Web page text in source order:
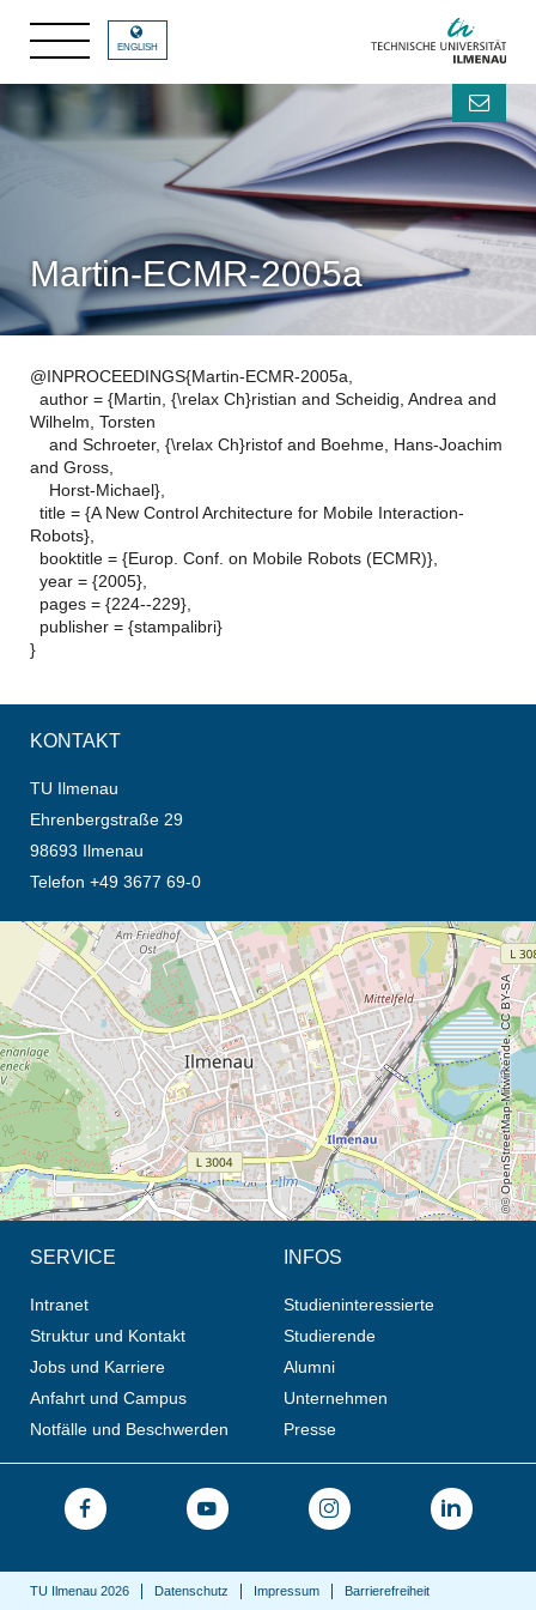
ENGLISH
Martin-ECMR-2005a
@INPROCEEDINGS{Martin-ECMR-2005a,
author = {Martin, {\relax Ch}ristian and Scheidig, Andrea and
Wilhelm, Torsten
and Schroeter, {\relax Ch}ristof and Boehme, Hans-Joachim
and Gross,
Horst-Michael},
title = {A New Control Architecture for Mobile Interaction-
Robots},
booktitle = {Europ. Conf. on Mobile Robots (ECMR)},
year = {2005},
pages = {224--229},
publisher = {stampalibri}
}
KONTAKT
TU Ilmenau
Ehrenbergstraße 29
98693 Ilmenau
Telefon +49 3677 69-0
Öffnet die Anfahrtsbeschreibung in neuem Tab (Karte)
© OpenStreetMap-Mitwirkende, CC BY-SA
SERVICE
Intranet
Struktur und Kontakt
Jobs und Karriere
Anfahrt und Campus
Notfälle und Beschwerden
INFOS
Studieninteressierte
Studierende
Alumni
Unternehmen
Presse
TU Ilmenau 2026 Datenschutz Impressum Barrierefreiheit